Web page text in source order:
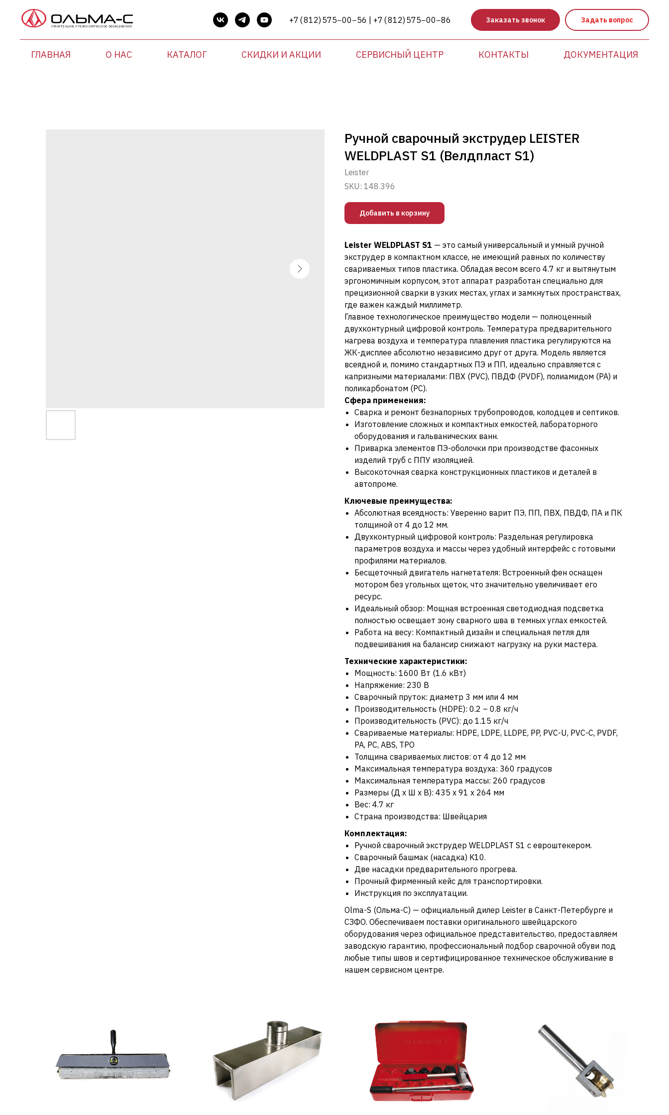
+7 ( 812) 575−00−56 | +7 ( 812) 575−00−86 Заказать звонок Задать вопрос
ГЛАВНАЯ О НАС КАТАЛОГ СКИДКИ И АКЦИИ СЕРВИСНЫЙ ЦЕНТР КОНТАКТЫ ДОКУМЕНТАЦИЯ
Ручной сварочный экструдер LEISTER
WELDPLAST S1 (Велдпласт S1)
Leister
SKU: 148.396
Добавить в корзину
Leister WELDPLAST S1 — это самый универсальный и умный ручной
экструдер в компактном классе, не имеющий равных по количеству
свариваемых типов пластика. Обладая весом всего 4.7 кг и вытянутым
эргономичным корпусом, этот аппарат разработан специально для
прецизионной сварки в узких местах, углах и замкнутых пространствах,
где важен каждый миллиметр.
Главное технологическое преимущество модели — полноценный
двухконтурный цифровой контроль. Температура предварительного
нагрева воздуха и температура плавления пластика регулируются на
ЖК-дисплее абсолютно независимо друг от друга. Модель является
всеядной и, помимо стандартных ПЭ и ПП, идеально справляется с
капризными материалами: ПВХ (PVC), ПВДФ (PVDF), полиамидом (PA) и
поликарбонатом (PC).
Сфера применения:
Сварка и ремонт безнапорных трубопроводов, колодцев и септиков.
Изготовление сложных и компактных емкостей, лабораторного
оборудования и гальванических ванн.
Приварка элементов ПЭ-оболочки при производстве фасонных
изделий труб с ППУ изоляцией.
Высокоточная сварка конструкционных пластиков и деталей в
автопроме.
Ключевые преимущества:
Абсолютная всеядность: Уверенно варит ПЭ, ПП, ПВХ, ПВДФ, ПА и ПК
толщиной от 4 до 12 мм.
Двухконтурный цифровой контроль: Раздельная регулировка
параметров воздуха и массы через удобный интерфейс с готовыми
профилями материалов.
Бесщеточный двигатель нагнетателя: Встроенный фен оснащен
мотором без угольных щеток, что значительно увеличивает его
ресурс.
Идеальный обзор: Мощная встроенная светодиодная подсветка
полностью освещает зону сварного шва в темных углах емкостей.
Работа на весу: Компактный дизайн и специальная петля для
подвешивания на балансир снижают нагрузку на руки мастера.
Технические характеристики:
Мощность: 1600 Вт (1.6 кВт)
Напряжение: 230 В
Сварочный пруток: диаметр 3 мм или 4 мм
Производительность (HDPE): 0.2 – 0.8 кг/ч
Производительность (PVC): до 1.15 кг/ч
Свариваемые материалы: HDPE, LDPE, LLDPE, PP, PVC-U, PVC-C, PVDF,
PA, PC, ABS, TPO
Толщина свариваемых листов: от 4 до 12 мм
Максимальная температура воздуха: 360 градусов
Максимальная температура массы: 260 градусов
Размеры (Д х Ш х В): 435 х 91 х 264 мм
Вес: 4.7 кг
Страна производства: Швейцария
Комплектация:
Ручной сварочный экструдер WELDPLAST S1 с евроштекером.
Сварочный башмак (насадка) K10.
Две насадки предварительного прогрева.
Прочный фирменный кейс для транспортировки.
Инструкция по эксплуатации.
Olma-S (Ольма-С) — официальный дилер Leister в Санкт-Петербурге и
СЗФО. Обеспечиваем поставки оригинального швейцарского
оборудования через официальное представительство, предоставляем
заводскую гарантию, профессиональный подбор сварочной обуви под
любые типы швов и сертифицированное техническое обслуживание в
нашем сервисном центре.